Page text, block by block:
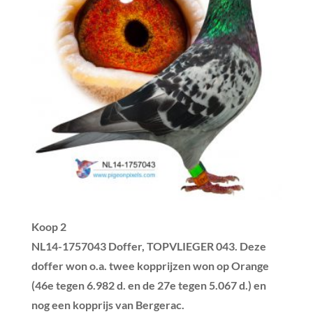
Koop 2
NL14-1757043 Doffer, TOPVLIEGER 043. Deze
doffer won o.a. twee kopprijzen won op Orange
(46e tegen 6.982 d. en de 27e tegen 5.067 d.) en
nog een kopprijs van Bergerac.